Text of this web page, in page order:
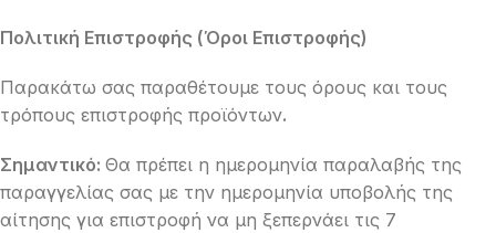
Πολιτική Επιστροφής (Όροι Επιστροφής)
Παρακάτω σας παραθέτουμε τους όρους και τους
τρόπους επιστροφής προϊόντων.
Σημαντικό: Θα πρέπει η ημερομηνία παραλαβής της
παραγγελίας σας με την ημερομηνία υποβολής της
αίτησης για επιστροφή να μη ξεπερνάει τις 7